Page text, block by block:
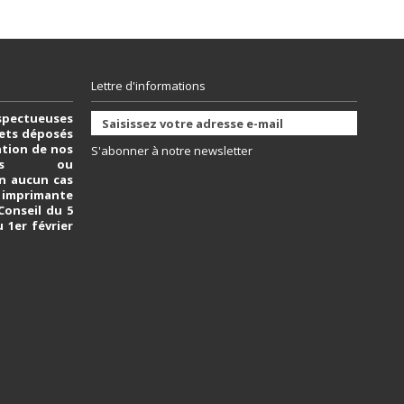
Lettre d'informations
S'abonner à notre newsletter
déposés
de nos
ou
aucun cas
du 5
1er février